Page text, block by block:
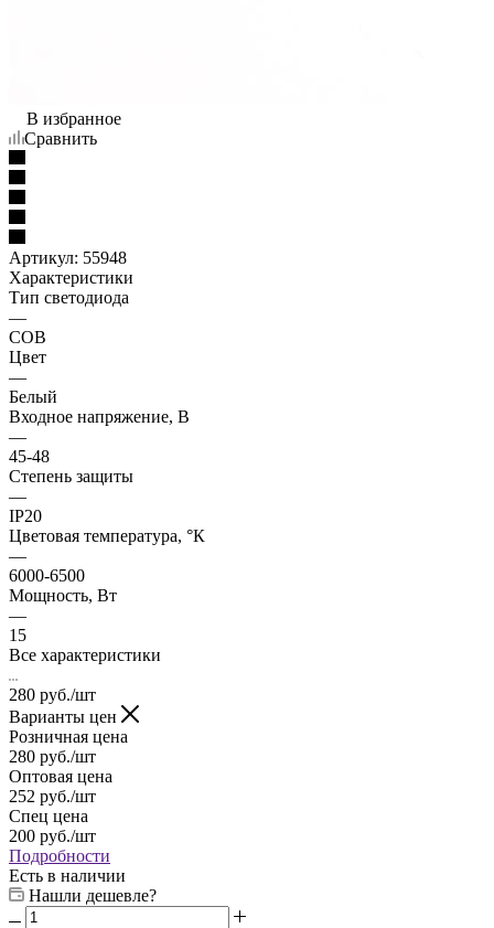
В избранное
Сравнить
Артикул: 55948
Характеристики
Тип светодиода
—
COB
Цвет
—
Белый
Входное напряжение, В
—
45-48
Степень защиты
—
IP20
Цветовая температура, °К
—
6000-6500
Мощность, Вт
—
15
Все характеристики
280 руб./шт
Варианты цен
Розничная цена
280 руб./шт
Оптовая цена
252 руб./шт
Спец цена
200 руб./шт
Подробности
Есть в наличии
Нашли дешевле?